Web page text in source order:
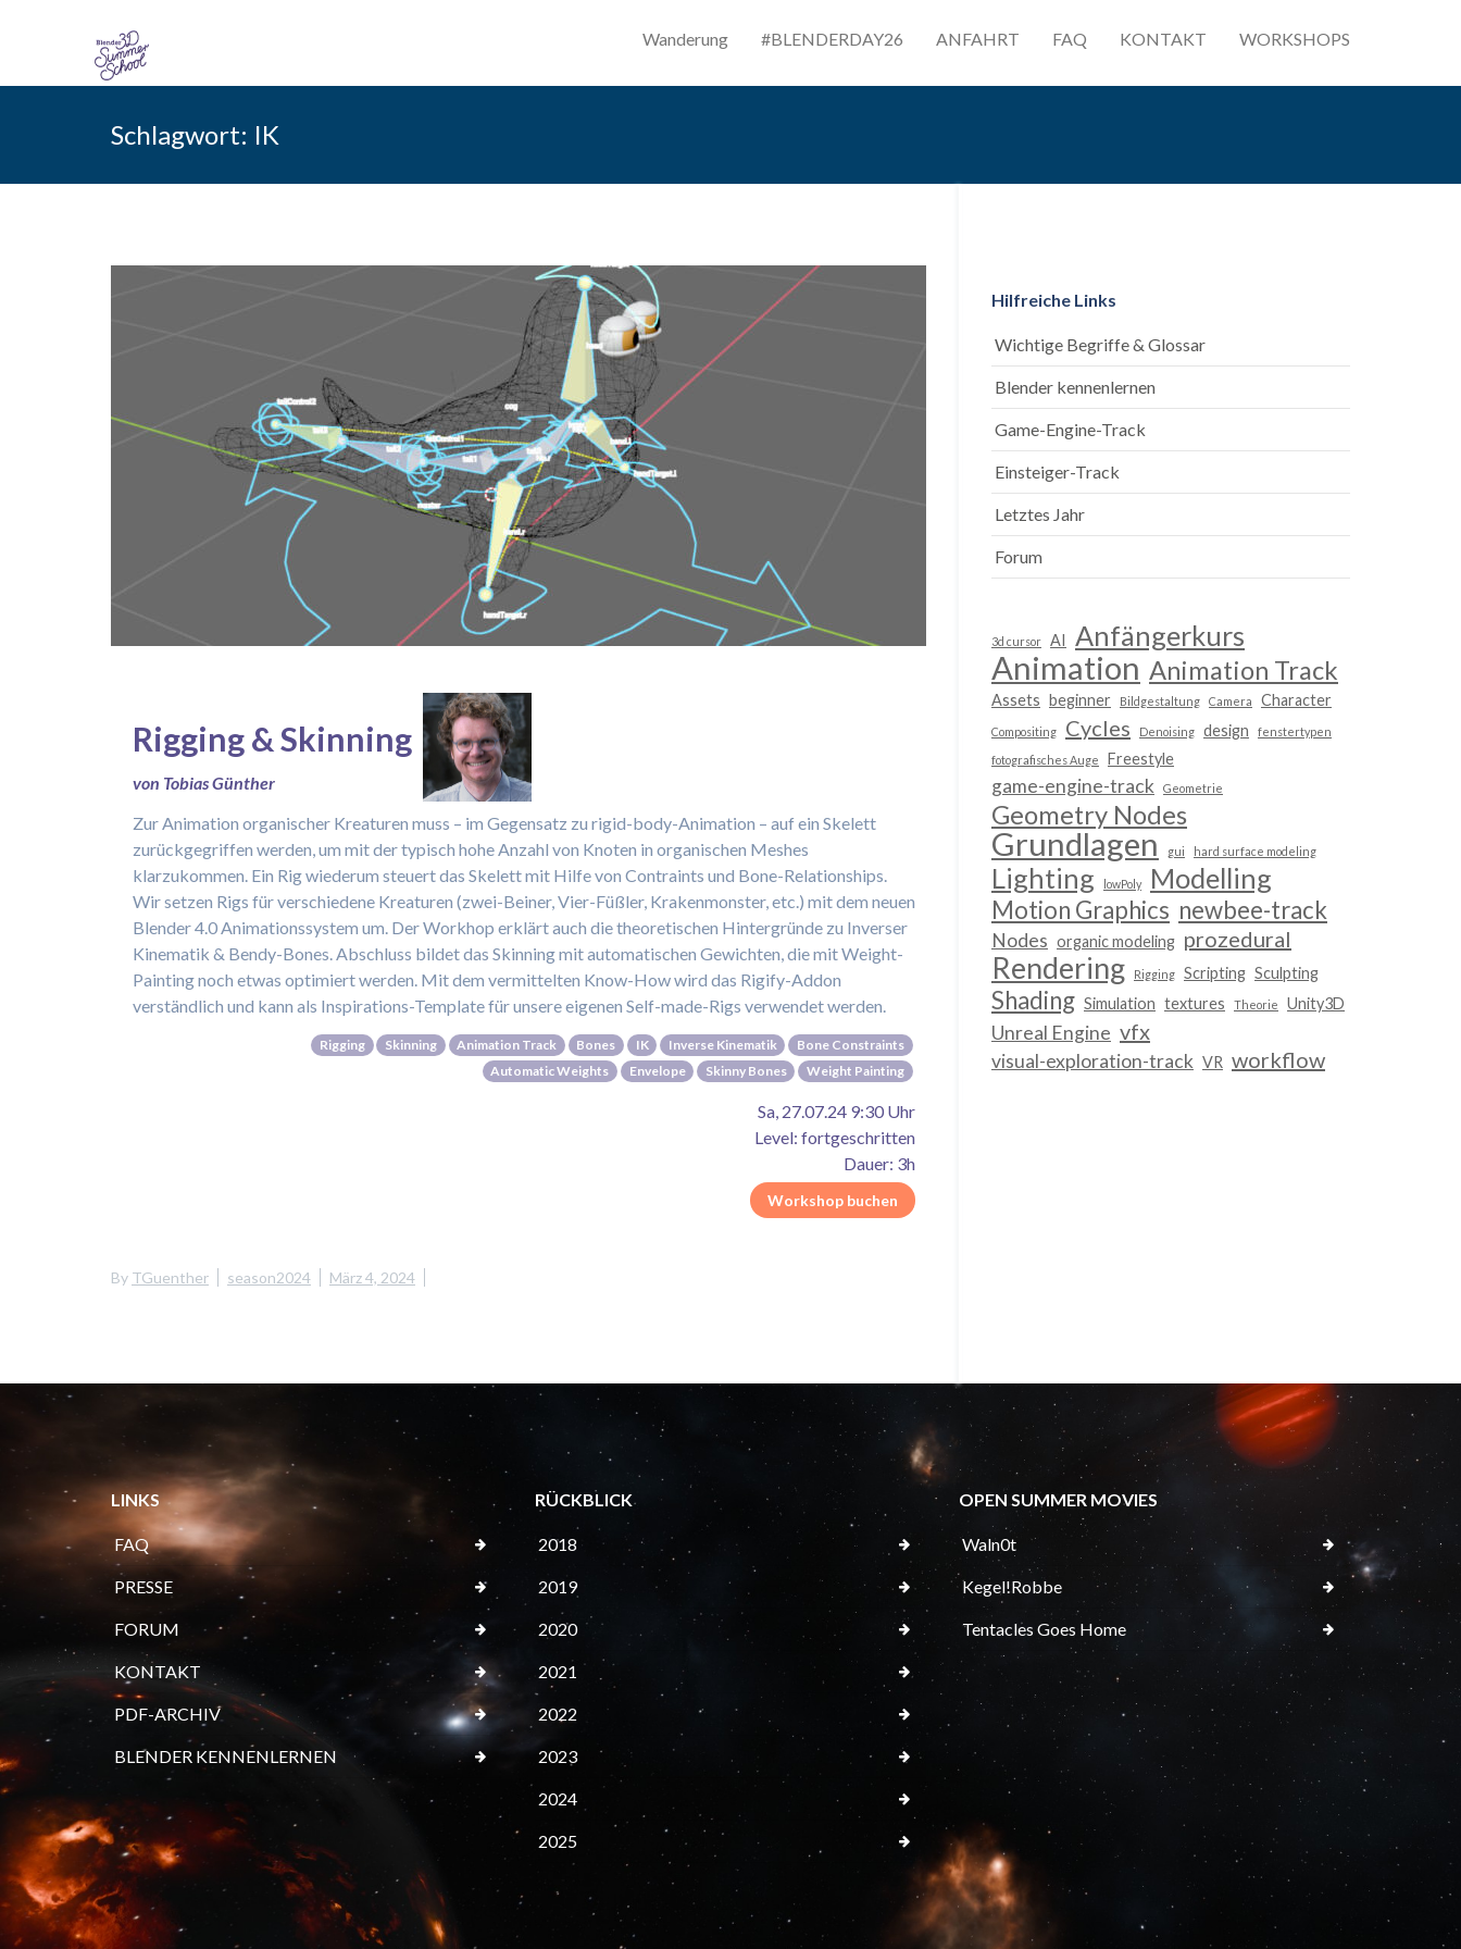
Wanderung #BLENDERDAY26 ANFAHRT FAQ KONTAKT WORKSHOPS
Schlagwort: IK
Rigging & Skinning
von Tobias Günther
Zur Animation organischer Kreaturen muss – im Gegensatz zu rigid-body-Animation – auf ein Skelett
zurückgegriffen werden, um mit der typisch hohe Anzahl von Knoten in organischen Meshes
klarzukommen. Ein Rig wiederum steuert das Skelett mit Hilfe von Contraints und Bone-Relationships.
Wir setzen Rigs für verschiedene Kreaturen (zwei-Beiner, Vier-Füßler, Krakenmonster, etc.) mit dem neuen
Blender 4.0 Animationssystem um. Der Workhop erklärt auch die theoretischen Hintergründe zu Inverser
Kinematik & Bendy-Bones. Abschluss bildet das Skinning mit automatischen Gewichten, die mit Weight-
Painting noch etwas optimiert werden. Mit dem vermittelten Know-How wird das Rigify-Addon
verständlich und kann als Inspirations-Template für unsere eigenen Self-made-Rigs verwendet werden.
Rigging Skinning Animation Track Bones IK Inverse Kinematik
Bone Constraints
Automatic Weights
Envelope Skinny Bones Weight Painting
Sa, 27.07.24 9:30 Uhr
Level: fortgeschritten
Dauer: 3h
Workshop buchen
By TGuenther season2024 März 4, 2024
Hilfreiche Links
Wichtige Begriffe & Glossar
Blender kennenlernen
Game-Engine-Track
Einsteiger-Track
Letztes Jahr
Forum
3d cursor AI Anfängerkurs
Animation Animation Track
Assets beginner Bildgestaltung Camera Character
Compositing Cycles Denoising design
fenstertypen
fotografisches Auge
Freestyle
game-engine-track Geometrie
Geometry Nodes
Grundlagen gui hard surface modeling
Lighting lowPoly Modelling
Motion Graphics newbee-track
Nodes organic modeling prozedural
Rendering Rigging Scripting Sculpting
Shading Simulation textures Theorie Unity3D
Unreal Engine vfx
visual-exploration-track VR workflow
LINKS
FAQ
PRESSE
FORUM
KONTAKT
PDF-ARCHIV
BLENDER KENNENLERNEN
RÜCKBLICK
2018
2019
2020
2021
2022
2023
2024
2025
OPEN SUMMER MOVIES
Waln0t
Kegel!Robbe
Tentacles Goes Home